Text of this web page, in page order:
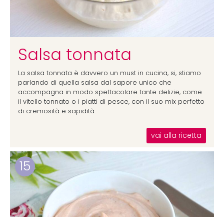
Salsa tonnata
La salsa tonnata è davvero un must in cucina, si, stiamo
parlando di quella salsa dal sapore unico che
accompagna in modo spettacolare tante delizie, come
il vitello tonnato o i piatti di pesce, con il suo mix perfetto
di cremosità e sapidità.
vai alla ricetta
15